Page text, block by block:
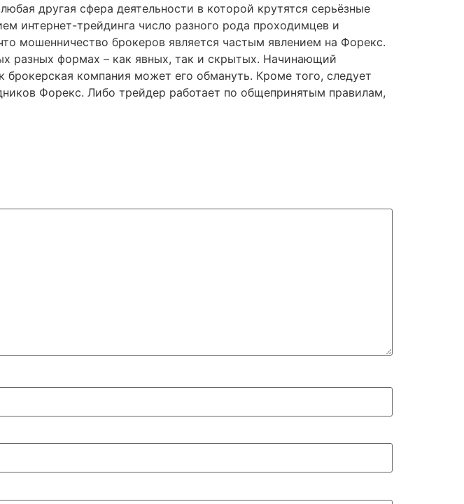
другая сфера деятельности в которой крутятся серьёзные
интернет-трейдинга число разного рода проходимцев и
мошенничество брокеров является частым явлением на Форекс.
разных формах – как явных, так и скрытых. Начинающий
компания может его обмануть. Кроме того, следует
Форекс. Либо трейдер работает по общепринятым правилам,